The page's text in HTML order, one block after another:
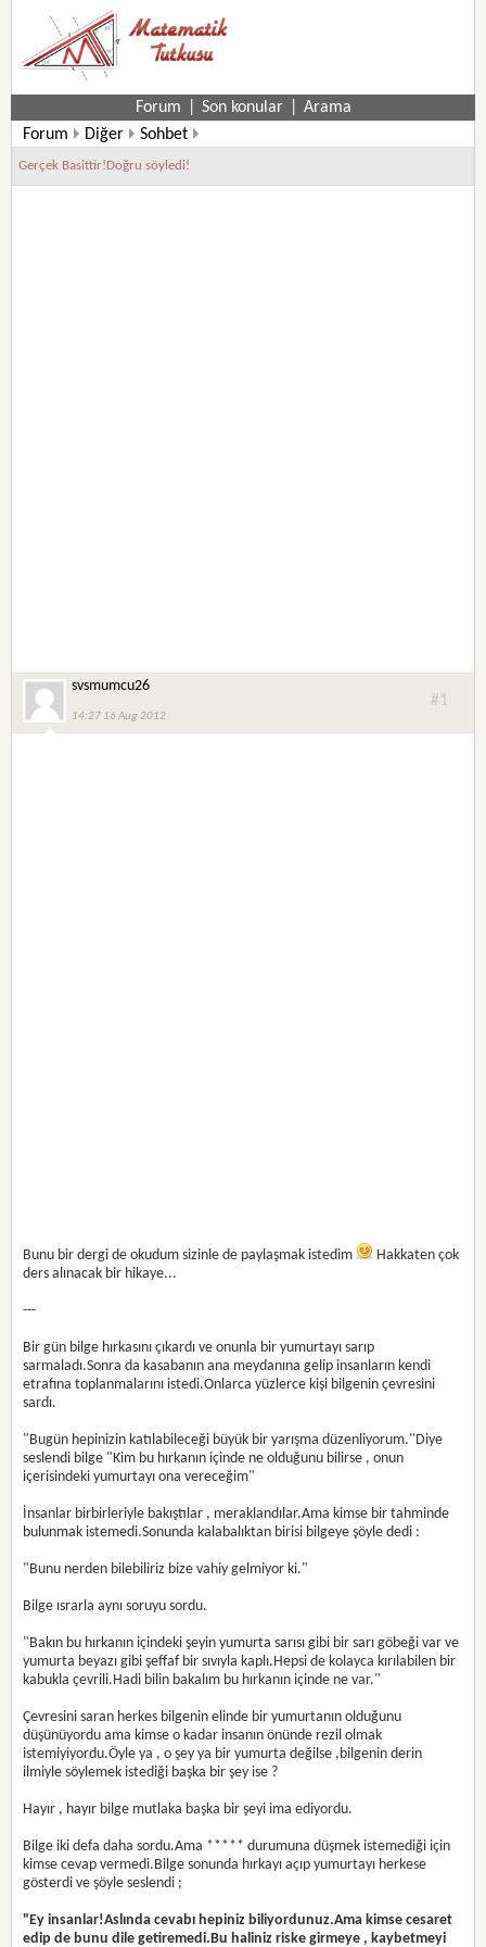
Forum Son konular
Arama
Forum
Diğer Sohbet
Gerçek Basittir!Doğru söyledi!
svsmumcu26
14:27 16 Aug 2012
#1
Bunu bir dergi de okudum sizinle de paylaşmak istedim
Hakkaten çok
ders alınacak bir hikaye...
---
Bir gün bilge hırkasını çıkardı ve onunla bir yumurtayı sarıp
sarmaladı.Sonra da kasabanın ana meydanına gelip insanların kendi
etrafına toplanmalarını istedi.Onlarca yüzlerce kişi bilgenin çevresini
sardı.
"Bugün hepinizin katılabileceği büyük bir yarışma düzenliyorum."Diye
seslendi bilge "Kim bu hırkanın içinde ne olduğunu bilirse , onun
içerisindeki yumurtayı ona vereceğim"
İnsanlar birbirleriyle bakıştılar , meraklandılar.Ama kimse bir tahminde
bulunmak istemedi.Sonunda kalabalıktan birisi bilgeye şöyle dedi :
"Bunu nerden bilebiliriz bize vahiy gelmiyor ki."
Bilge ısrarla aynı soruyu sordu.
"Bakın bu hırkanın içindeki şeyin yumurta sarısı gibi bir sarı göbeği var ve
yumurta beyazı gibi şeffaf bir sıvıyla kaplı.Hepsi de kolayca kırılabilen bir
kabukla çevrili.Hadi bilin bakalım bu hırkanın içinde ne var."
Çevresini saran herkes bilgenin elinde bir yumurtanın olduğunu
düşünüyordu ama kimse o kadar insanın önünde rezil olmak
istemiyiyordu.Öyle ya , o şey ya bir yumurta değilse ,bilgenin derin
ilmiyle söylemek istediği başka bir şey ise ?
Hayır , hayır bilge mutlaka başka bir şeyi ima ediyordu.
Bilge iki defa daha sordu.Ama ***** durumuna düşmek istemediği için
kimse cevap vermedi.Bilge sonunda hırkayı açıp yumurtayı herkese
gösterdi ve şöyle seslendi ;
"Ey insanlar!Aslında cevabı hepiniz biliyordunuz.Ama kimse cesaret
edip de bunu dile getiremedi.Bu haliniz riske girmeye , kaybetmeyi